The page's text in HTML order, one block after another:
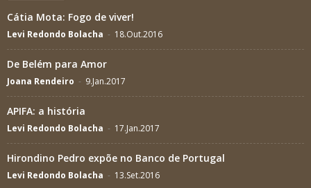
Cátia Mota: Fogo de viver!
Levi Redondo Bolacha - 18.Out.2016
De Belém para Amor
Joana Rendeiro - 9.Jan.2017
APIFA: a história
Levi Redondo Bolacha - 17.Jan.2017
Hirondino Pedro expõe no Banco de Portugal
Levi Redondo Bolacha - 13.Set.2016